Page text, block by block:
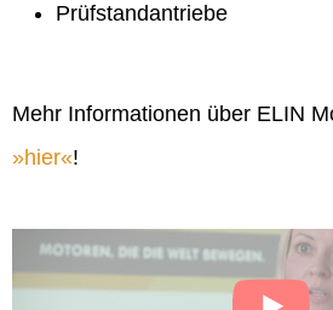
Prüfstandantriebe
Mehr Informationen über ELIN
hier !